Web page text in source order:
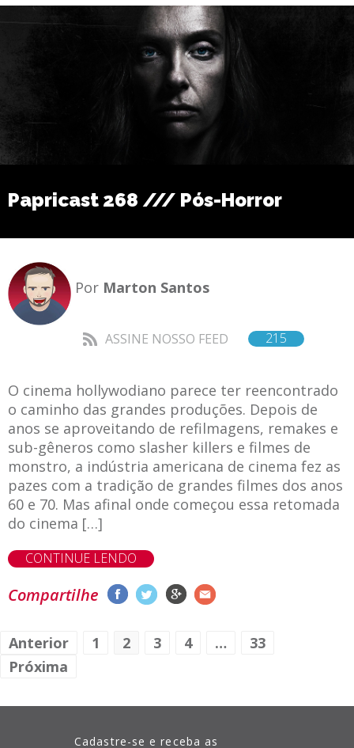
Papricast 268 /// Pós-Horror
Por Marton Santos
ASSINE NOSSO FEED 215
O cinema hollywodiano parece ter reencontrado
o caminho das grandes produções. Depois de
anos se aproveitando de refilmagens, remakes e
sub-gêneros como slasher killers e filmes de
monstro, a indústria americana de cinema fez as
pazes com a tradição de grandes filmes dos anos
60 e 70. Mas afinal onde começou essa retomada
do cinema […]
CONTINUE LENDO
Compartilhe
Anterior 1 2 3 4 …
33
Próxima
Cadastre-se e receba as